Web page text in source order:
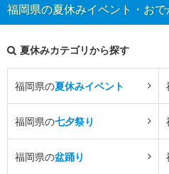
福岡県の夏休みイベント・お
夏休みカテゴリから探す
福岡県の夏休みイベント
福岡県の七夕祭り
福岡県の盆踊り